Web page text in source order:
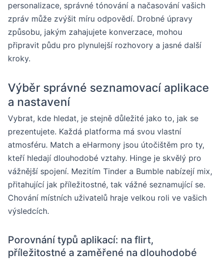
personalizace, správné tónování a načasování vašich
zpráv může zvýšit míru odpovědí. Drobné úpravy
způsobu, jakým zahajujete konverzace, mohou
připravit půdu pro plynulejší rozhovory a jasné další
kroky.
Výběr správné seznamovací aplikace
a nastavení
Vybrat, kde hledat, je stejně důležité jako to, jak se
prezentujete. Každá platforma má svou vlastní
atmosféru. Match a eHarmony jsou útočištěm pro ty,
kteří hledají dlouhodobé vztahy. Hinge je skvělý pro
vážnější spojení. Mezitím Tinder a Bumble nabízejí mix,
přitahující jak příležitostné, tak vážné seznamující se.
Chování místních uživatelů hraje velkou roli ve vašich
výsledcích.
Porovnání typů aplikací: na flirt,
příležitostné a zaměřené na dlouhodobé